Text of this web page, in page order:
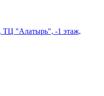
ТЦ "Алатырь", -1 этаж,